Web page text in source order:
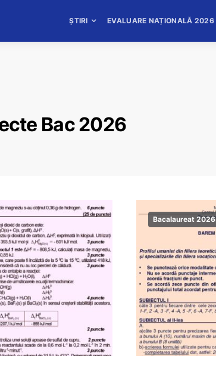
ȘTIRI EVALUARE NAȚIONALĂ 2026
Bac 2026
Bacalaureat 2026